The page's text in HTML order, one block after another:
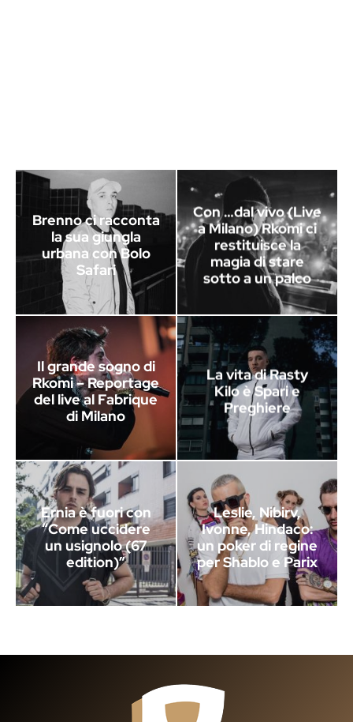
Brenno ci racconta
la sua giungla
urbana con Bolo
Safari
Con …dal vivo (Live
a Milano) Rkomi ci
restituisce la
magia di stare
sotto a un palco
Il grande sogno di
Rkomi – Reportage
del live al Fabrique
di Milano
La vita di Rasty
Kilo è Spari e
Preghiere
Ernia è fuori con
“Come uccidere
un usignolo (67
edition)”
Leslie, Nibirv,
Ivonne, Hindaco:
un poker di regine
per Shablo e Parix